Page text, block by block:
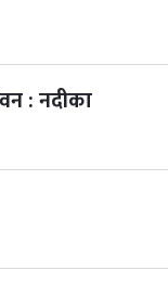
७ महिना बाँकी
: नदीका